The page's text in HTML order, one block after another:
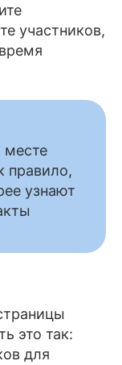
участников,
месте
правило,
узнают
это так:
для